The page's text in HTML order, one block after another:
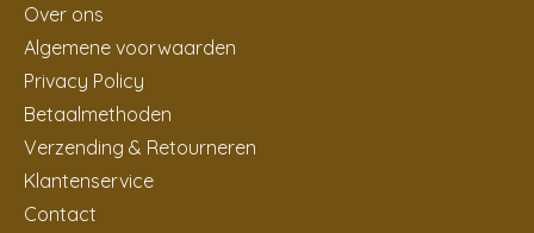
Over ons
Algemene voorwaarden
Privacy Policy
Betaalmethoden
Verzending & Retourneren
Klantenservice
Contact